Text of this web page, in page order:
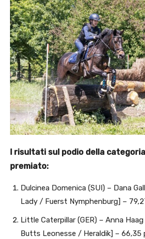
I risultati sul podio della
premiato:
Dulcinea Domenica (SUI) – Dana
Lady / Fuerst Nymphenburg] –
Little Caterpillar (GER) – Anna
Butts Leonesse / Heraldik] – 66,35